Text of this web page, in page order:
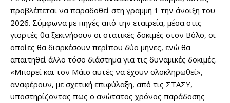
προβλέπεται να παραδοθεί στη γραμμή 1 την άνοιξη του
2026. Σύμφωνα με πηγές από την εταιρεία, μέσα στις
γιορτές θα ξεκινήσουν οι στατικές δοκιμές στον Βόλο, οι
οποίες θα διαρκέσουν περίπου δύο μήνες, ενώ θα
απαιτηθεί άλλο τόσο διάστημα για τις δυναμικές δοκιμές.
«Μπορεί και τον Μάιο αυτές να έχουν ολοκληρωθεί»,
αναφέρουν, με σχετική επιφύλαξη, από τις ΣΤΑΣΥ,
υποστηρίζοντας πως ο ανώτατος χρόνος παράδοσης